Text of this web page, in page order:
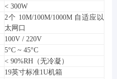
< 300W
2个 10M/100M/1000M 自适应以
太网口
100V / 220V
5°C ~ 45°C
< 90%RH（无冷凝）
19英寸标准1U机箱